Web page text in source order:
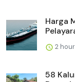
Harga
2
58